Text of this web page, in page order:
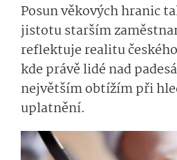
Posun věkových hranic
jistotu starším
reflektuje realitu
kde právě lidé nad
největším obtížím při
uplatnění.